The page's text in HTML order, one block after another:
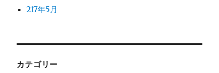
217年5月
カテゴリー